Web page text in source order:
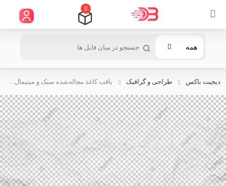
0
همه
دیجیت باکس طراحی و گرافیک بافت کاغذ مچاله‌شده سبک و مینیمال...